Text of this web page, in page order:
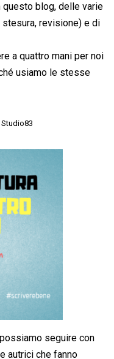
blog, delle varie
revisione) e di
a quattro mani per noi
usiamo le stesse
seguire con
autrici che fanno